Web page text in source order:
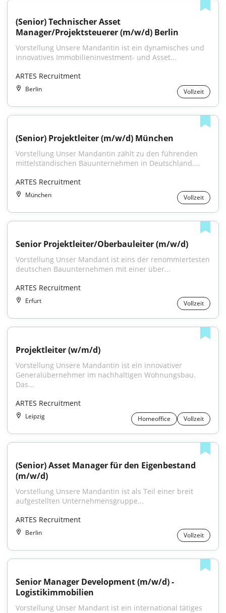
(Senior) Technischer Asset
Manager/Projektsteuerer (m/w/d) Berlin
Vorstellung Unsere Mandantin ist ein dynamisches und
innovatives Immobilieninvestment- und Asset...
ARTES Recruitment
Berlin Vollzeit
(Senior) Projektleiter (m/w/d) München
Vorstellung Unser Mandantin zählt zu den führenden
mittelständischen Bauunternehmen in Deutschland....
ARTES Recruitment
München Vollzeit
Senior Projektleiter/Oberbauleiter (m/w/d)
Vorstellung Unser Mandant ist eins der renommiertesten
deutschen Bauunternehmen mit einer über...
ARTES Recruitment
Erfurt Vollzeit
Projektleiter (w/m/d)
Vorstellung Unsere Mandantin ist ein innovativer
Generalübernehmer im nachhaltigen Wohnungsbau.
Das...
ARTES Recruitment
Leipzig Homeoffice Vollzeit
(Senior) Asset Manager für den Eigenbestand
(m/w/d)
Vorstellung Unsere Mandantin ist als Teil einer breit
aufgestellten Unternehmensgruppe...
ARTES Recruitment
Berlin Vollzeit
Senior Manager Development (m/w/d) -
Logistikimmobilien
Vorstellung Unser Mandant ist ein international tätiges